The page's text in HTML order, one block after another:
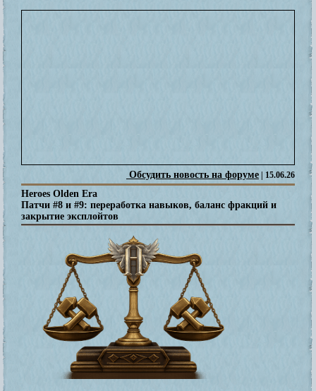
Обсудить новость на форуме | 15.06.26
Heroes Olden Era
Патчи #8 и #9: переработка навыков, баланс фракций и
закрытие эксплойтов